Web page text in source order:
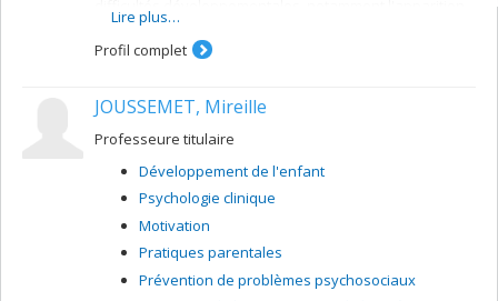
de troubles, ainsi que les facteurs favorisant une
meilleure adaptation chez les enfants présentant des
vulnérabilités développementales ainsi que leurs
Par mes travaux de recherche, je souhaite notamment
contribuer à une meilleure identification précoce et
développement de la psychopathologie, aux troubles
neurodéveloppementaux, plus spécifiquement les
troubles développementaux du langage et de la
coordination motrice, aux différentes comorbidités
retrouvées parmi les populations cliniques ainsi qu'aux
facteurs associés à une meilleure adaptation
Lire plus…
Profil complet
JOUSSEMET, Mireille
Professeure titulaire
Développement de l'enfant
Psychologie clinique
Motivation
Pratiques parentales
Prévention de problèmes psychosociaux